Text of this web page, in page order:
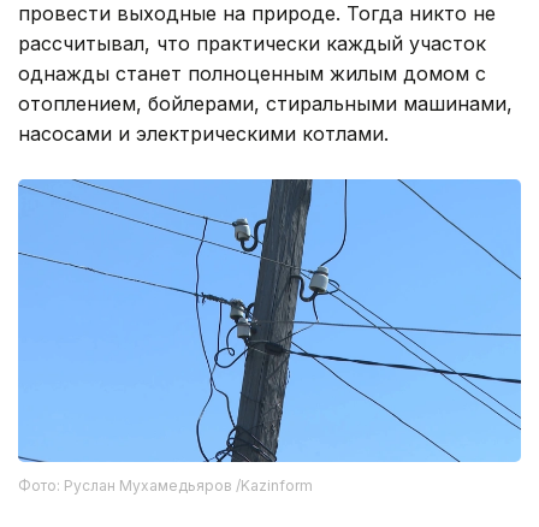
провести выходные на природе. Тогда никто не
рассчитывал, что практически каждый участок
однажды станет полноценным жилым домом с
отоплением, бойлерами, стиральными машинами,
насосами и электрическими котлами.
Фото: Руслан Мухамедьяров /Kazinform